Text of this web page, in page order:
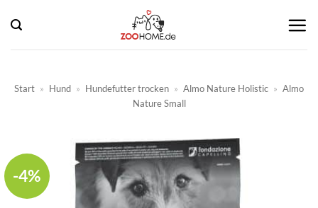
Inhalt
springen
Start » Hund » Hundefutter trocken » Almo Nature Holistic » Almo
Nature Small
-4%